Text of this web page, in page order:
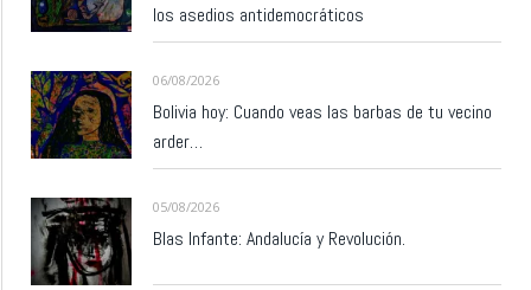
los asedios antidemocráticos
06/08/2026
Bolivia hoy: Cuando veas las barbas de tu vecino
arder…
05/08/2026
Blas Infante: Andalucía y Revolución.